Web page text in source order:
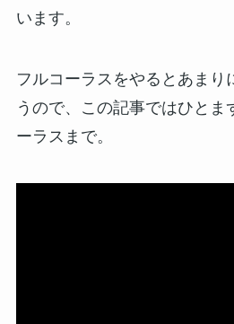
います。
フルコーラスをやるとあまり
うので、この記事ではひとま
ーラスまで。